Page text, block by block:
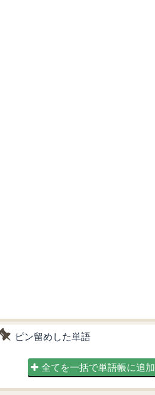
ピン留めした単語
全てを一括で単語帳に追加